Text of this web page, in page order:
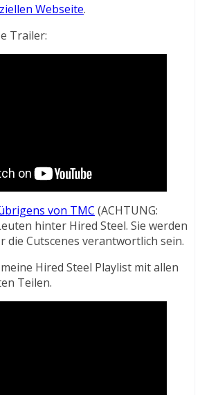
Webseite.
Trailer:
von TMC (ACHTUNG:
hinter Hired Steel. Sie werden
Cutscenes verantwortlich sein.
Hired Steel Playlist mit allen
Teilen.